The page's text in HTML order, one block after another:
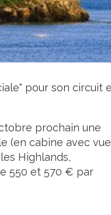
pour son circuit
prochain une
(en cabine avec vue
Highlands,
550 et 570 € par